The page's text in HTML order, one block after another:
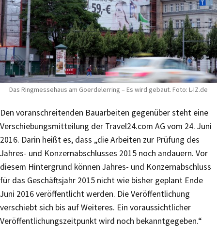
Das Ringmessehaus am Goerdelerring – Es wird gebaut. Foto: L-IZ.de
Den voranschreitenden Bauarbeiten gegenüber steht eine
Verschiebungsmitteilung der Travel24.com AG vom 24. Juni
2016. Darin heißt es, dass „die Arbeiten zur Prüfung des
Jahres- und Konzernabschlusses 2015 noch andauern. Vor
diesem Hintergrund können Jahres- und Konzernabschluss
für das Geschäftsjahr 2015 nicht wie bisher geplant Ende
Juni 2016 veröffentlicht werden. Die Veröffentlichung
verschiebt sich bis auf Weiteres. Ein voraussichtlicher
Veröffentlichungszeitpunkt wird noch bekanntgegeben.“